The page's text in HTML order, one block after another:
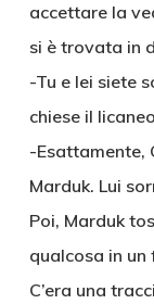
accettare la
si è trovata in
-Tu e lei siete
chiese il
-Esattamente,
Marduk. Lui
Poi, Marduk
qualcosa in
C’era una